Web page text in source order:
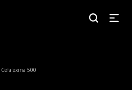
Cefalexina 500